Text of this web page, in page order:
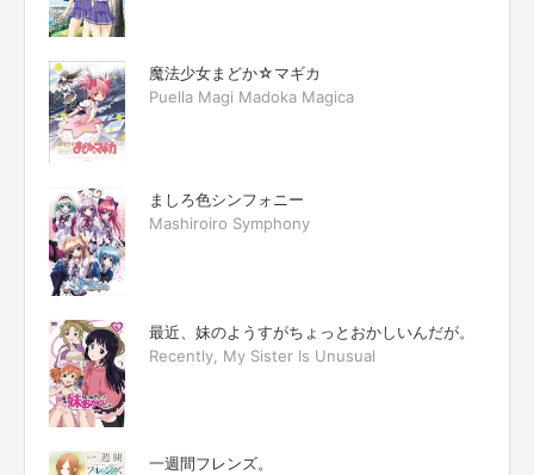
魔法少女まどか☆マギカ
Puella Magi Madoka Magica
ましろ色シンフォニー
Mashiroiro Symphony
最近、妹のようすがちょっとおかしいんだが。
Recently, My Sister Is Unusual
一週間フレンズ。